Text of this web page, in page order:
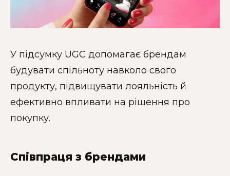
У підсумку UGC допомагає брендам
будувати спільноту навколо свого
продукту, підвищувати лояльність й
ефективно впливати на рішення про
покупку.
Співпраця з брендами